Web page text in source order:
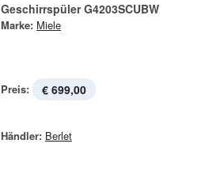
Geschirrspüler G4203SCUBW
Marke: Miele
Preis: € 699,00
Händler: Berlet